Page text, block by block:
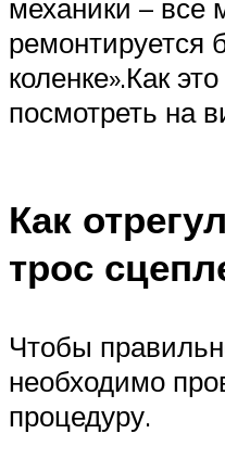
механики – все
ремонтируется
коленке».Как
посмотреть на
Как
трос
Чтобы
необходимо
процедуру.